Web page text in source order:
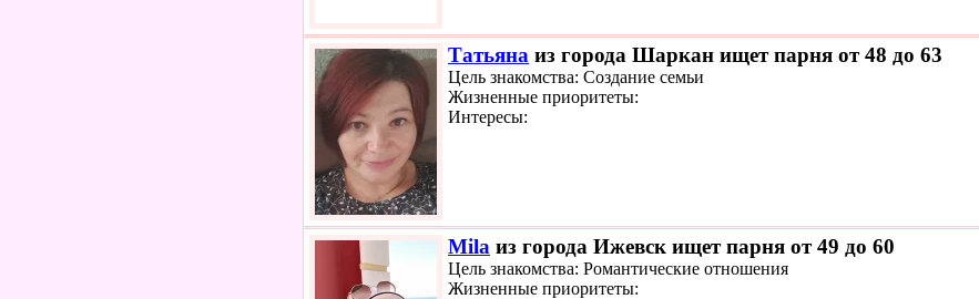
Татьяна из города Шаркан ищет парня от 48 до 63
Цель знакомства: Создание семьи
Жизненные приоритеты:
Интересы:
Mila из города Ижевск ищет парня от 49 до 60
Цель знакомства: Романтические отношения
Жизненные приоритеты: